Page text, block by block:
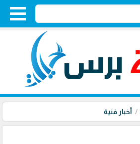
أخبار فنية